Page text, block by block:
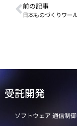
前の記事
受託開発
ソフトウェア 通信制御